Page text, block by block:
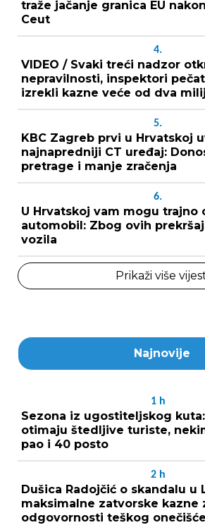
traže jačanje granica EU
Ceut
4.
VIDEO / Svaki treći nadzor
nepravilnosti, inspektori
izrekli kazne veće od dva
5.
KBC Zagreb prvi u Hrvatskoj
najnapredniji CT uređaj:
pretrage i manje zračenja
6.
U Hrvatskoj vam mogu trajno
automobil: Zbog ovih
vozila
Prikaži više
Najnovije
1 h
Sezona iz ugostiteljskog
otimaju štedljive turiste,
pao i 40 posto
2 h
Dušica Radojčić o skandalu u
maksimalne zatvorske kazne
odgovornosti teškog